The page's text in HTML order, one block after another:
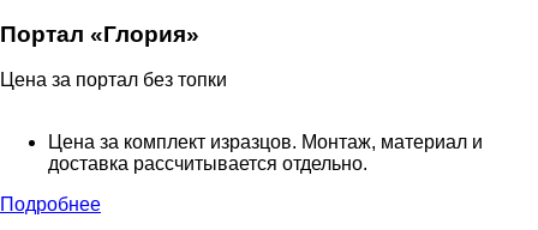
Портал «Глория»
Цена за портал без топки
Цена за комплект изразцов. Монтаж, материал и
доставка рассчитывается отдельно.
Подробнее